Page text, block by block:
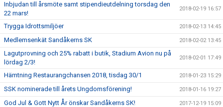
Inbjudan till årsmöte samt stipendieutdelning torsdag den
22 mars!
2018-02-19 16:57
Trygga Idrottsmiljöer 2018-02-13 14:45
Medlemsenkät Sandåkerns SK 2018-02-02 13:45
Lagutprovning och 25% rabatt i butik, Stadium Avion nu på
lördag 2/3!
2018-02-01 17:49
Hämtning Restaurangchansen 2018, tisdag 30/1 2018-01-23 15:29
SSK nominerade till årets Ungdomsförening! 2018-01-16 19:27
God Jul & Gott Nytt År önskar Sandåkerns SK! 2017-12-19 15:09